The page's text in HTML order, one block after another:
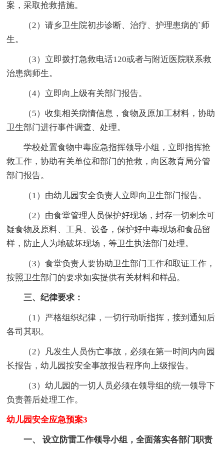
案，采取抢救措施。
（2）请乡卫生院初步诊断、治疗、护理患病的`师
生。
（3）立即拨打急救电话120或者与附近医院联系救
治患病师生。
（4）立即向上级有关部门报告。
（5）收集相关病情信息，食物及原加工材料，协助
卫生部门进行事件调查、处理。
学校处置食物中毒应急指挥领导小组，立即指挥抢
救工作，协助有关单位和部门的抢救，向区教育局分管
部门报告。
（1）由幼儿园安全负责人立即向卫生部门报告。
（2）由食堂管理人员保护好现场，封存一切剩余可
疑食物及原料、工具、设备，保护好中毒现场和食品留
样，防止人为地破坏现场，等卫生执法部门处理。
（3）食堂负责人要协助卫生部门工作和取证工作，
按照卫生部门的要求如实提供有关材料和样品。
三、纪律要求：
（1）严格组织纪律，一切行动听指挥，接到通知后
各司其职。
（2）凡发生人员伤亡事故，必须在第一时间内向园
长报告，幼儿园按安全事故报告程序向上级报告。
（3）幼儿园的一切人员必须在领导组的统一领导下
负责善后处理工作。
幼儿园安全应急预案3
一、 设立防雷工作领导小组，全面落实各部门职责